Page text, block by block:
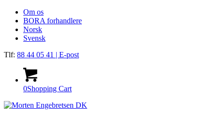
Om os
BORA forhandlere
Norsk
Svensk
Tlf: 88 44 05 41 | E-post
0Shopping Cart